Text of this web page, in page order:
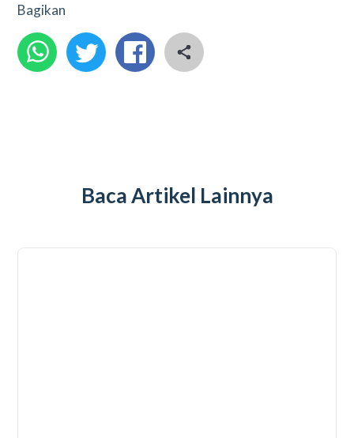
Bagikan
Baca Artikel Lainnya